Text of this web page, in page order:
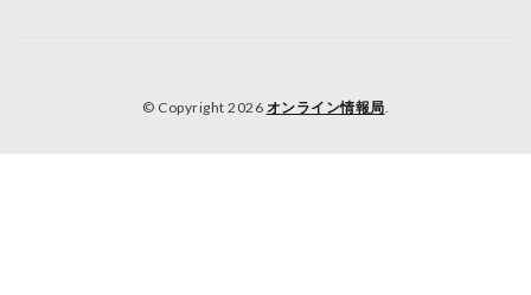
© Copyright 2026 オンライン情報局